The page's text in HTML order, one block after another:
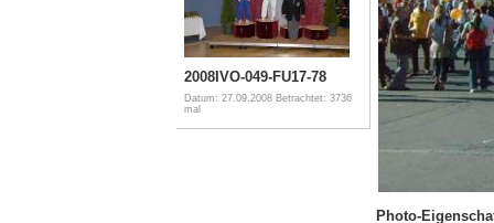
2008IVO-049-FU17-78
Datum: 27.09.2008 Betrachtet: 3736
mal
Photo-